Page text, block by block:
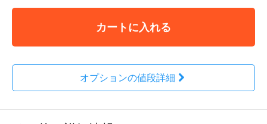
カートに入れる
オプションの値段詳細